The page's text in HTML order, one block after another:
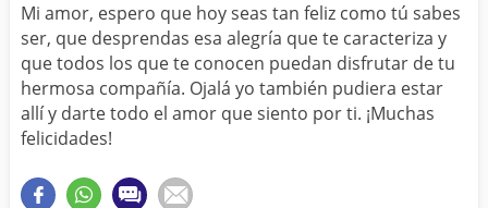
SOBRINA
HIJA
HERMANO
HIJO
NOVIA
ESPOSO
PAPA
TIA
Mi amor, espero que hoy seas tan feliz como tú sabes
ser, que desprendas esa alegría que te caracteriza y
que todos los que te conocen puedan disfrutar de tu
hermosa compañía. Ojalá yo también pudiera estar
allí y darte todo el amor que siento por ti. ¡Muchas
felicidades!